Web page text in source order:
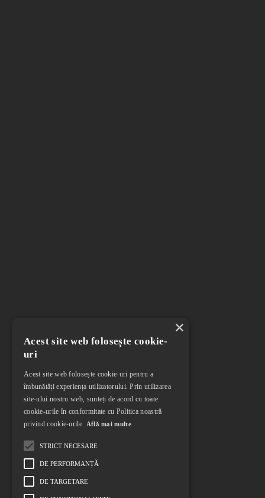
×
Acest site web folosește cookie-
uri
Acest site web folosește cookie-uri pentru a
îmbunătăți experiența utilizatorului. Prin utilizarea
site-ului nostru web, sunteți de acord cu toate
cookie-urile în conformitate cu Politica noastră
privind cookie-urile. Află mai multe
STRICT NECESARE
DE PERFORMANȚĂ
DE TARGETARE